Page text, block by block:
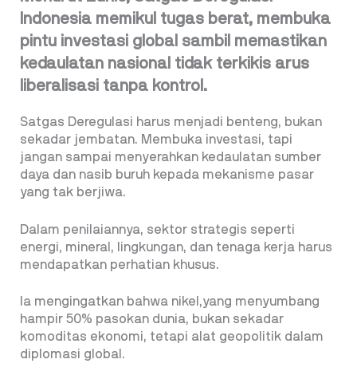
Indonesia memikul tugas berat, membuka
pintu investasi global sambil memastikan
kedaulatan nasional tidak terkikis arus
liberalisasi tanpa kontrol.
Satgas Deregulasi harus menjadi benteng, bukan
sekadar jembatan. Membuka investasi, tapi
jangan sampai menyerahkan kedaulatan sumber
daya dan nasib buruh kepada mekanisme pasar
yang tak berjiwa.
Dalam penilaiannya, sektor strategis seperti
energi, mineral, lingkungan, dan tenaga kerja harus
mendapatkan perhatian khusus.
Ia mengingatkan bahwa nikel,yang menyumbang
hampir 50% pasokan dunia, bukan sekadar
komoditas ekonomi, tetapi alat geopolitik dalam
diplomasi global.